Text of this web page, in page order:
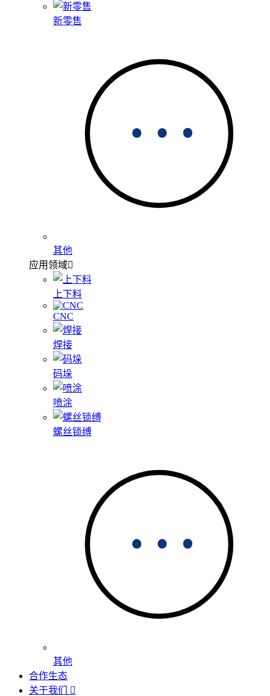
新零售
其他
应用领域
上下料
CNC
焊接
码垛
喷涂
螺丝锁缚
其他
合作生态
关于我们